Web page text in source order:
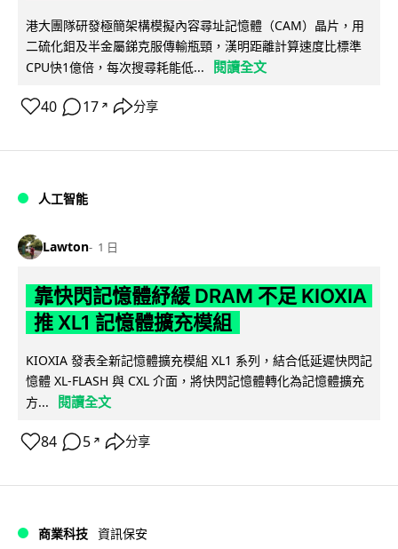
港大團隊研發極簡架構模擬內容尋址記憶體（CAM）晶片，用
二硫化鉬及半金屬銻克服傳輸瓶頸，漢明距離計算速度比標準
CPU快1億倍，每次搜尋耗能低...
閱讀全文
40 17 ↗ 分享
人工智能
Lawton 1 日
靠快閃記憶體紓緩 DRAM 不足 KIOXIA
推 XL1 記憶體擴充模組
KIOXIA 發表全新記憶體擴充模組 XL1 系列，結合低延遲快閃記
憶體 XL-FLASH 與 CXL 介面，將快閃記憶體轉化為記憶體擴充
方...
閱讀全文
84 5 ↗ 分享
商業科技 資訊保安